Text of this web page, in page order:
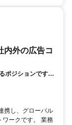
内外の広告コ
ポジションです。
携し、グローバル
ークです。 業務